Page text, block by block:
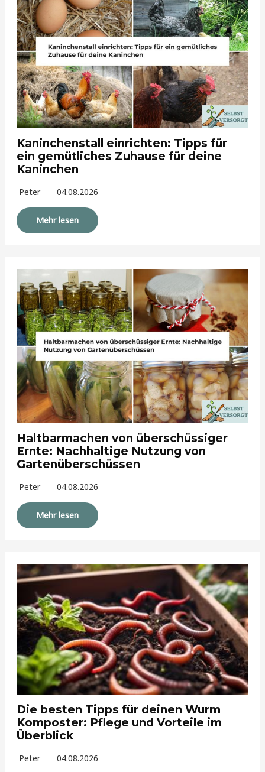
Kaninchenstall einrichten: Tipps für
ein gemütliches Zuhause für deine
Kaninchen
Peter 04.08.2026
Mehr lesen
Haltbarmachen von überschüssiger
Ernte: Nachhaltige Nutzung von
Gartenüberschüssen
Peter 04.08.2026
Mehr lesen
Die besten Tipps für deinen Wurm
Komposter: Pflege und Vorteile im
Überblick
Peter 04.08.2026